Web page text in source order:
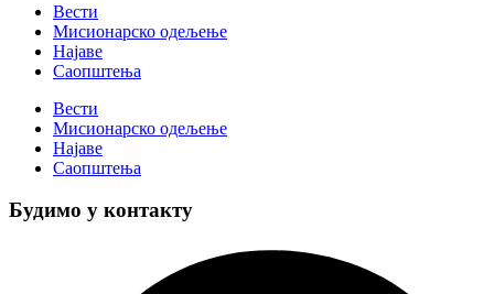
Вести
Мисионарско одељење
Најаве
Саопштења
Вести
Мисионарско одељење
Најаве
Саопштења
Будимо у контакту